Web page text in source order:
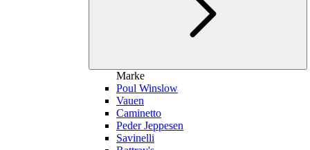
Marke
Poul Winslow
Vauen
Caminetto
Peder Jeppesen
Savinelli